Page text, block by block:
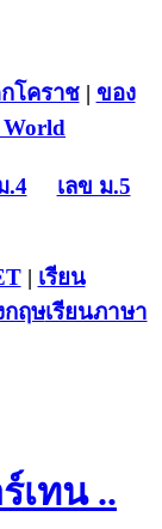
โคราช| ของ
World
.4
เลข ม.5
| เรียน
กฤษเรียนภาษา
เทน ..